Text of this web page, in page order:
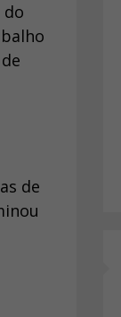
do
de